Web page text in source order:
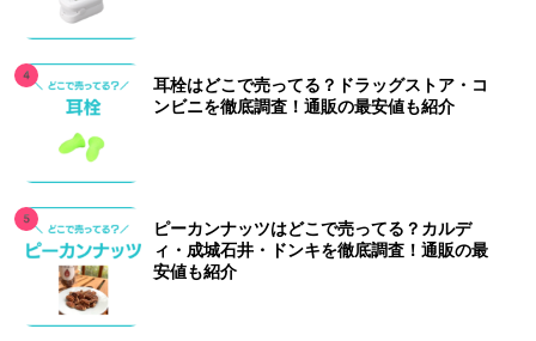
耳栓はどこで売ってる？ドラッグストア・コ
ンビニを徹底調査！通販の最安値も紹介
ピーカンナッツはどこで売ってる？カルデ
ィ・成城石井・ドンキを徹底調査！通販の最
安値も紹介